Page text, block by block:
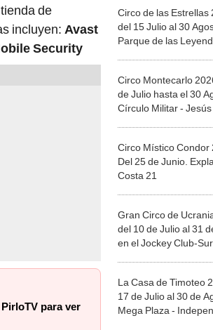
de
incluyen: Avast
Security
para ver
Circo de las Estrellas
del 15 Julio al 30
Parque de las
Circo Montecarlo
de Julio hasta el 30
Círculo Militar -
Circo Místico Condor
Del 25 de Junio.
Costa 21
Gran Circo de
del 10 de Julio al 31
en el Jockey Club-
La Casa de Timoteo
17 de Julio al 30 de
Mega Plaza -